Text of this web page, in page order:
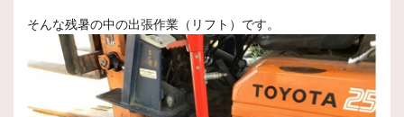
そんな残暑の中の出張作業（リフト）です。